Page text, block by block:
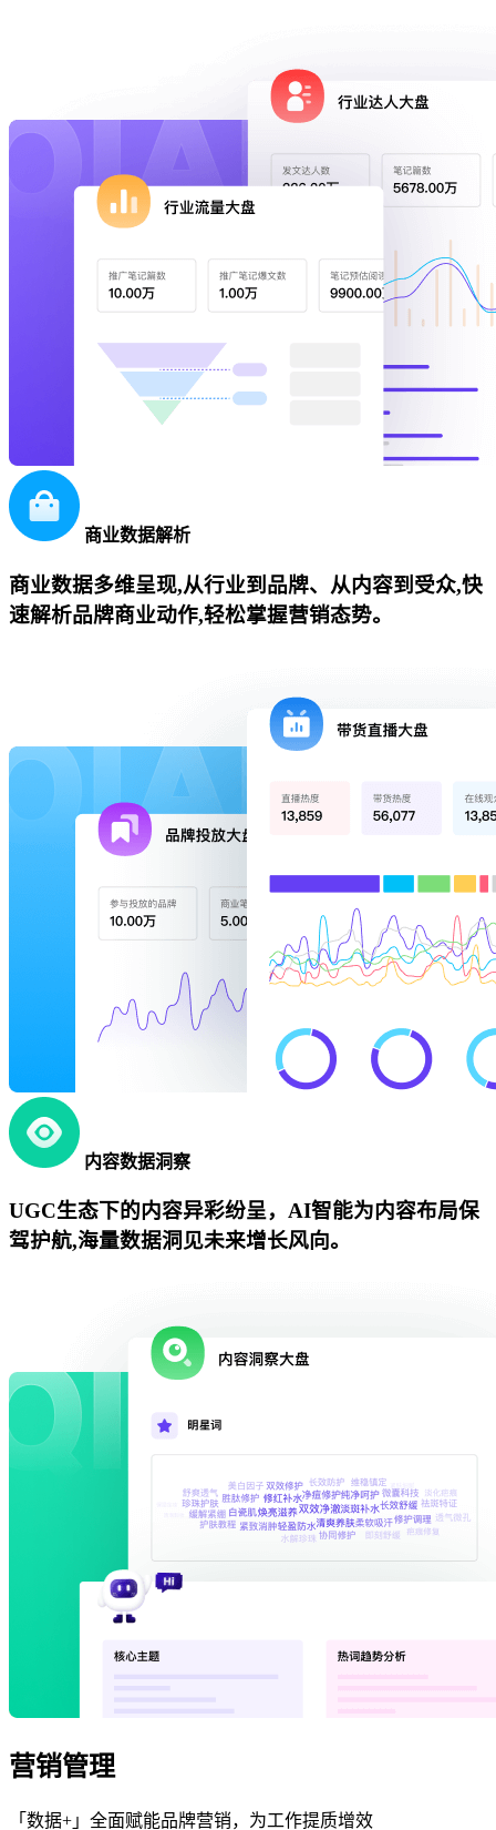
商业数据解析
商业数据多维呈现,从行业到品牌、从内容到受众,快
速解析品牌商业动作,轻松掌握营销态势。
内容数据洞察
UGC生态下的内容异彩纷呈，AI智能为内容布局保
驾护航,海量数据洞见未来增长风向。
营销管理
「数据+」全面赋能品牌营销，为工作提质增效